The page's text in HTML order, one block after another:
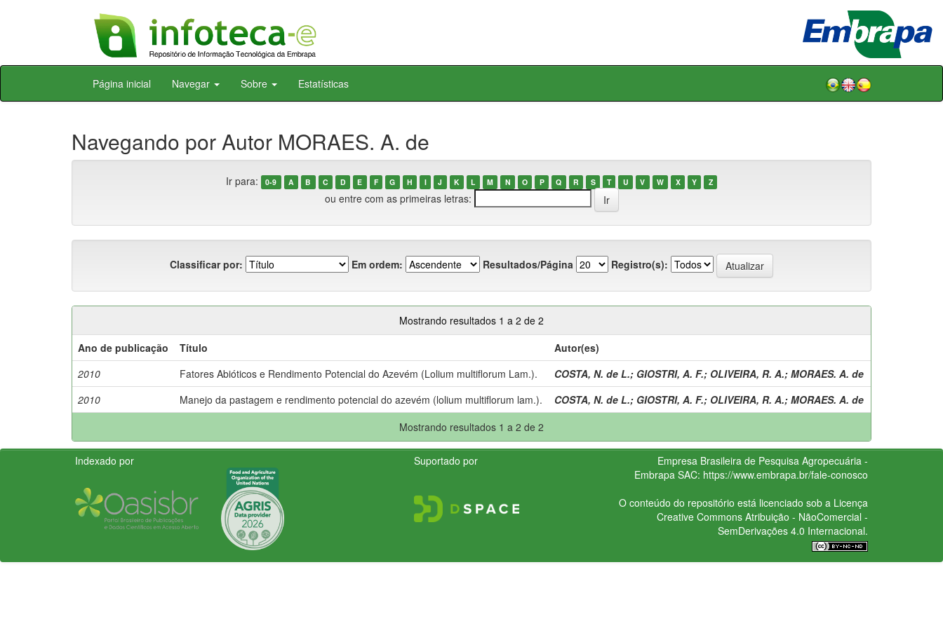
Skip
Página inicial Navegar Sobre Estatísticas
Navegando por Autor MORAES. A. de
Ir para: 0-9 A B C D E F G H I J K L M N O P Q R S T U V W X Y Z
ou entre com as primeiras letras:
Classificar por: Em ordem: Resultados/Página Registro(s):
Mostrando resultados 1 a 2 de 2
Ano de publicação
Título
Autor(es)
2010
Fatores Abióticos e Rendimento Potencial do Azevém (Lolium multiflorum Lam.). COSTA, N. de L.; GIOSTRI, A. F.; OLIVEIRA, R. A.; MORAES. A. de
2010
Manejo da pastagem e rendimento potencial do azevém (lolium multiflorum lam.). COSTA, N. de L.; GIOSTRI, A. F.; OLIVEIRA, R. A.; MORAES. A. de
Mostrando resultados 1 a 2 de 2
Indexado por Suportado por
Empresa Brasileira de Pesquisa Agropecuária -
Embrapa SAC: https://www.embrapa.br/fale-conosco
O conteúdo do repositório está licenciado sob a Licença
Creative CommonsAtribuição - NãoComercial -
SemDerivações 4.0 Internacional.